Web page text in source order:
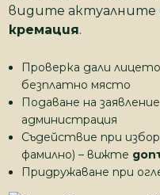
видите актуалните
кремация.
Проверка дали
безплатно място
Подаване на
администрация
Съдействие при
фамилно) – вижте
Придружаване при